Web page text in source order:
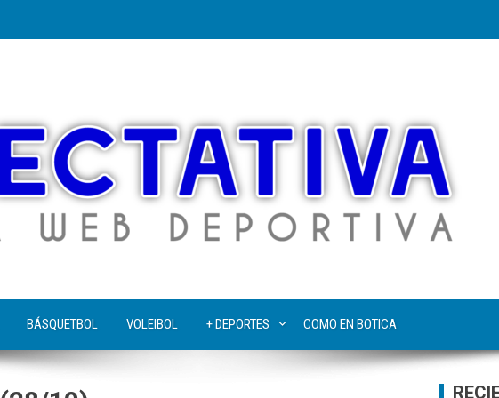
BÁSQUETBOL VOLEIBOL + DEPORTES COMO EN BOTICA